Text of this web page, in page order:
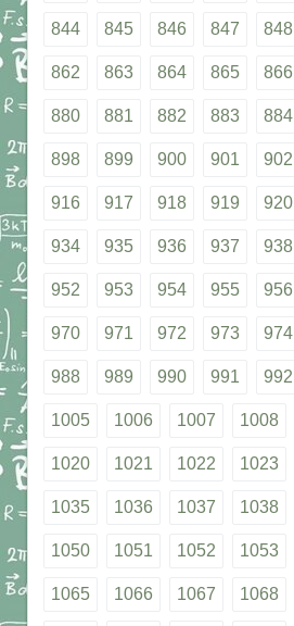
844 845 846 847 848
862 863 864 865 866
880 881 882 883 884
898 899 900 901 902
916 917 918 919 920
934 935 936 937 938
952 953 954 955 956
970 971 972 973 974
988 989 990 991 992
1005 1006 1007 1008
1020 1021 1022 1023
1035 1036 1037 1038
1050 1051 1052 1053
1065 1066 1067 1068